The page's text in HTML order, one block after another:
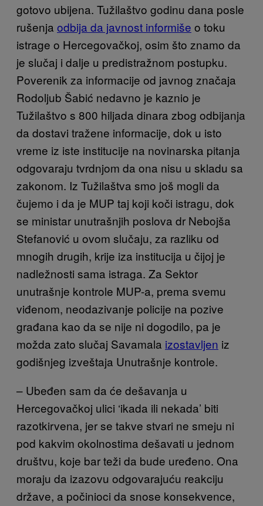
gotovo ubijena. Tužilaštvo godinu dana posle
rušenja odbija da javnost informiše o toku
istrage o Hercegovačkoj, osim što znamo da
je slučaj i dalje u predistražnom postupku.
Poverenik za informacije od javnog značaja
Rodoljub Šabić nedavno je kaznio je
Tužilaštvo s 800 hiljada dinara zbog odbijanja
da dostavi tražene informacije, dok u isto
vreme iz iste institucije na novinarska pitanja
odgovaraju tvrdnjom da ona nisu u skladu sa
zakonom. Iz Tužilaštva smo još mogli da
čujemo i da je MUP taj koji koči istragu, dok
se ministar unutrašnjih poslova dr Nebojša
Stefanović u ovom slučaju, za razliku od
mnogih drugih, krije iza institucija u čijoj je
nadležnosti sama istraga. Za Sektor
unutrašnje kontrole MUP-a, prema svemu
viđenom, neodazivanje policije na pozive
građana kao da se nije ni dogodilo, pa je
možda zato slučaj Savamala izostavljen iz
godišnjeg izveštaja Unutrašnje kontrole.
– Ubeđen sam da će dešavanja u
Hercegovačkoj ulici ‘ikada ili nekada’ biti
razotkirvena, jer se takve stvari ne smeju ni
pod kakvim okolnostima dešavati u jednom
društvu, koje bar teži da bude uređeno. Ona
moraju da izazovu odgovarajuću reakciju
države, a počinioci da snose konsekvence,